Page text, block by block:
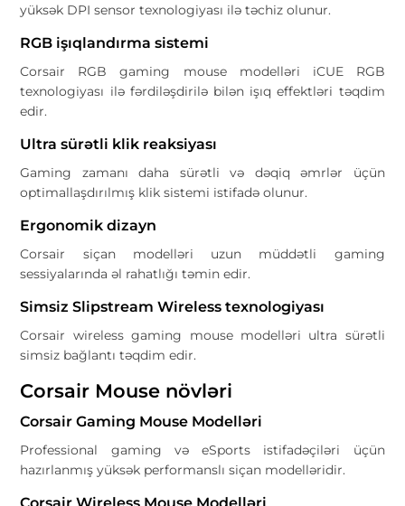
yüksək DPI sensor texnologiyası ilə təchiz olunur.
RGB işıqlandırma sistemi
Corsair RGB gaming mouse modelləri iCUE RGB
texnologiyası ilə fərdiləşdirilə bilən işıq effektləri təqdim
edir.
Ultra sürətli klik reaksiyası
Gaming zamanı daha sürətli və dəqiq əmrlər üçün
optimallaşdırılmış klik sistemi istifadə olunur.
Ergonomik dizayn
Corsair siçan modelləri uzun müddətli gaming
sessiyalarında əl rahatlığı təmin edir.
Simsiz Slipstream Wireless texnologiyası
Corsair wireless gaming mouse modelləri ultra sürətli
simsiz bağlantı təqdim edir.
Corsair Mouse növləri
Corsair Gaming Mouse Modelləri
Professional gaming və eSports istifadəçiləri üçün
hazırlanmış yüksək performanslı siçan modelləridir.
Corsair Wireless Mouse Modelləri